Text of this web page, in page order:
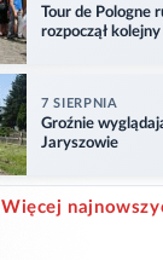
Tour de Pologne
rozpoczął
7 SIERPNIA
Groźnie
Jaryszowie
Więcej